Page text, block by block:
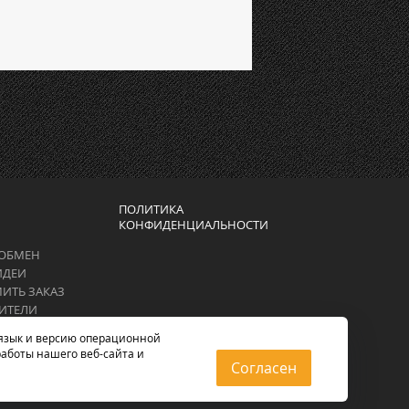
ЗАКАЗ
ПОЛИТИКА
КОНФИДЕНЦИАЛЬНОСТИ
и версию операционной
нашего веб-сайта и
Согласен